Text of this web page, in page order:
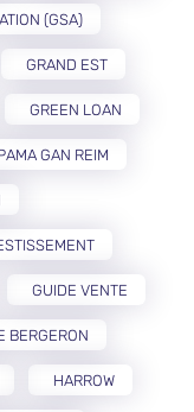
(GSA)
GRAND EST
GREEN LOAN
GAN REIM
GUIDE VENTE
BERGERON
HARROW